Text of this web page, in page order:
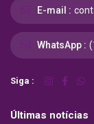
E-mail :
WhatsApp :
Siga :
Últimas notícias